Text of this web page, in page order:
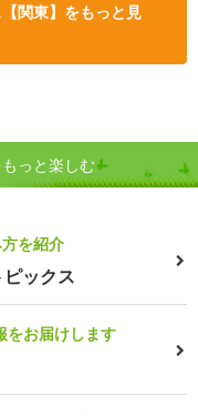
関東】をもっと見
っと楽しむ
を紹介
ックス
をお届けします